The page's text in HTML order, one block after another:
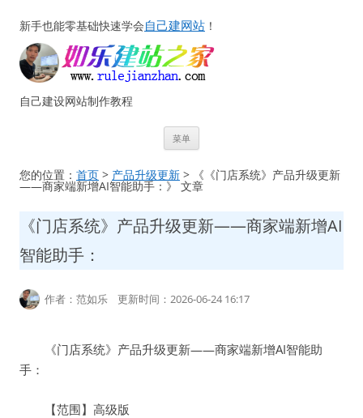
新手也能零基础快速学会自己建网站 ！
自己建设网站制作教程
菜单
文
您的位置： 首页 > 产品升级更新 > 《《门店系统》产品升级更新
——商家端新增AI智能助手：》 文章
《门店系统》产品升级更新——商家端新增AI
智能助手：
作者：范如乐 更新时间：2026-06-24 16:17
《门店系统》产品升级更新——商家端新增AI智能助
手：
【范围】高级版